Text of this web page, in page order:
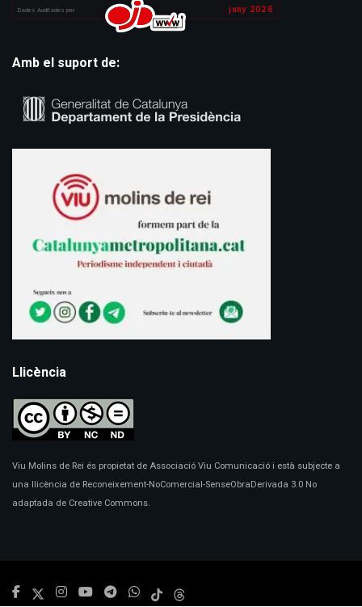
Amb el suport de:
Llicència
Viu Molins de Rei és propietat de Associació Viu Comunicació i està subjecte a
una llicència de Reconeixement-NoComercial-SenseObraDerivada 3.0 No
adaptada de Creative Commons.